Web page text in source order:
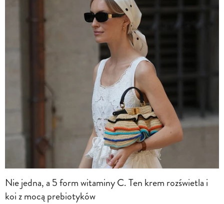
Nie jedna, a 5 form witaminy C. Ten krem rozświetla i
koi z mocą prebiotyków